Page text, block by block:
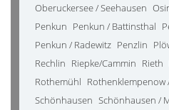
Oberuckersee / Seehausen
Penkun Penkun / Battinsthal
Penkun / Radewitz Penzlin
Rechlin Riepke/Cammin Rieth
Rothemühl Rothenklempenow
Schönhausen Schönhausen /